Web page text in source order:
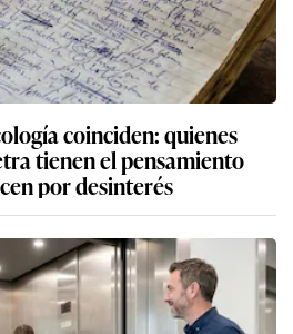
coinciden: quienes
tienen el pensamiento
por desinterés